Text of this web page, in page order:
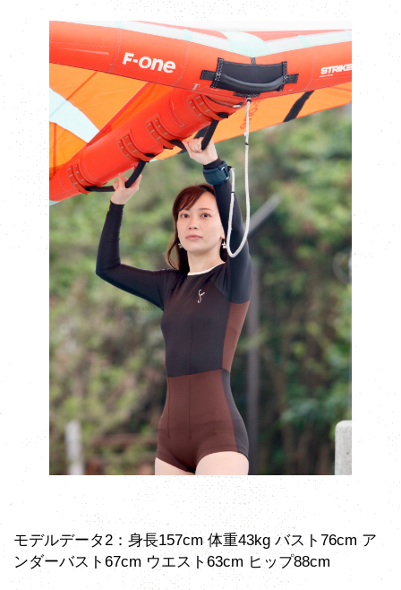
モデルデータ2：身長157cm 体重43kg バスト76cm ア
ンダーバスト67cm ウエスト63cm ヒップ88cm